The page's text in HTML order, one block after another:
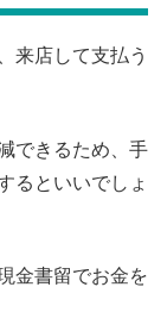
来店して支払う
できるため、手
るといいでしょ
金書留でお金を